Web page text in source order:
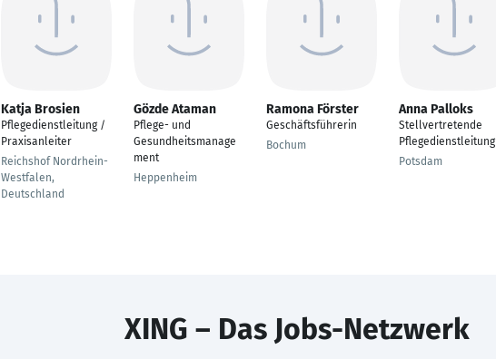
Katja Brosien
Pflegedienstleitung /
Praxisanleiter
Reichshof Nordrhein-
Westfalen,
Deutschland
Gözde Ataman
Pflege- und
Gesundheitsmanage
ment
Heppenheim
Ramona Förster
Geschäftsführerin
Bochum
Anna Palloks
Stellvertretende
Pflegedienstleitung
Potsdam
XING – Das Jobs-Netzwerk